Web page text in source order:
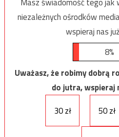
niezależnych ośrodków
wspieraj nas
8%
Uważasz, że robimy dobrą
do jutra, wspieraj
30 zł
50 zł